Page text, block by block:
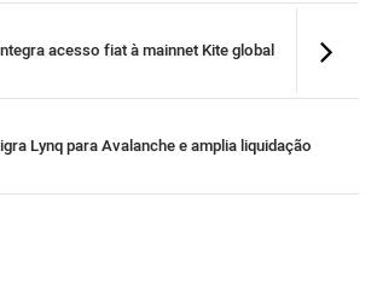
acesso fiat à mainnet Kite global
Lynq para Avalanche e amplia liquidação